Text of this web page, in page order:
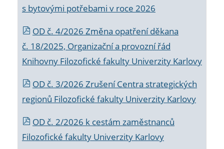
s bytovými potřebami v roce 2026
OD č. 4/2026 Změna opatření děkana
č. 18/2025, Organizační a provozní řád
Knihovny Filozofické fakulty Univerzity Karlovy
OD č. 3/2026 Zrušení Centra strategických
regionů Filozofické fakulty Univerzity Karlovy
OD č. 2/2026 k cestám zaměstnanců
Filozofické fakulty Univerzity Karlovy